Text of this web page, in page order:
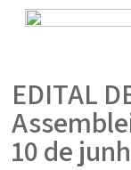
EDITAL
10 de